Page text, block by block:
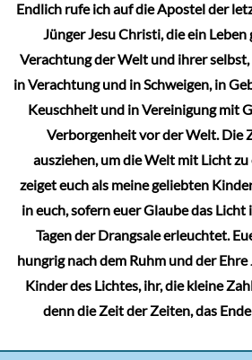
Endlich rufe ich auf die Apostel der
Jünger Jesu Christi, die ein
Verachtung der Welt und ihrer
in Verachtung und in Schweigen, in
Keuschheit und in Vereinigung mit
Verborgenheit vor der Welt. Die
ausziehen, um die Welt mit Licht
zeiget euch als meine geliebten
in euch, sofern euer Glaube das Licht
Tagen der Drangsale erleuchtet.
hungrig nach dem Ruhm und der
Kinder des Lichtes, ihr, die kleine
denn die Zeit der Zeiten, das